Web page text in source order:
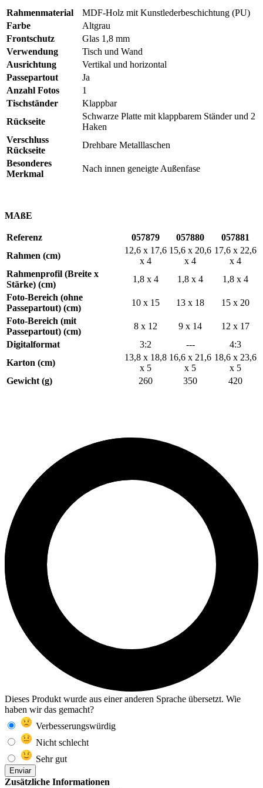
Rahmenmaterial
MDF-Holz mit Kunstlederbeschichtung (PU)
Farbe
Altgrau
Frontschutz
Glas 1,8 mm
Verwendung
Tisch und Wand
Ausrichtung
Vertikal und horizontal
Passepartout
Ja
Anzahl Fotos
1
Tischständer
Klappbar
Rückseite
Schwarze Platte mit klappbarem Ständer und 2
Haken
Verschluss
Rückseite
Drehbare Metalllaschen
Besonderes
Merkmal
Nach innen geneigte Außenfase
MAßE
Referenz 057879 057880
057881
Rahmen (cm)
12,6 x 17,6
x 4
15,6 x 20,6
x 4
17,6 x 22,6
x 4
Rahmenprofil (Breite x
Stärke) (cm)
1,8 x 4 1,8 x 4
1,8 x 4
Foto-Bereich (ohne
Passepartout) (cm)
10 x 15 13 x 18
15 x 20
Foto-Bereich (mit
Passepartout) (cm)
8 x 12 9 x 14
12 x 17
Digitalformat
3:2 ---
4:3
Karton (cm)
13,8 x 18,8
x 5
16,6 x 21,6
x 5
18,6 x 23,6
x 5
Gewicht (g)
260 350 420
Dieses Produkt wurde aus einer anderen Sprache übersetzt. Wie
haben wir das gemacht?
Verbesserungswürdig
Nicht schlecht
Sehr gut
Enviar
Zusätzliche Informationen